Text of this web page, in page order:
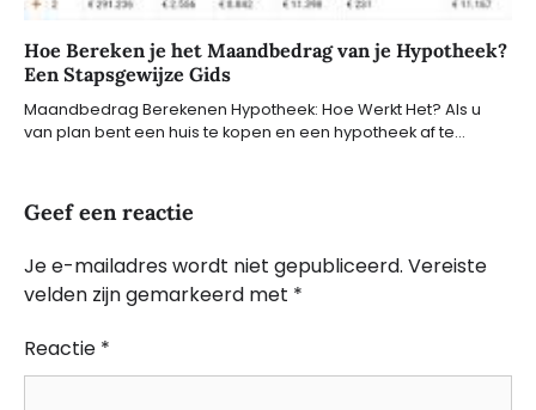
Hoe Bereken je het Maandbedrag van je Hypotheek?
Een Stapsgewijze Gids
Maandbedrag Berekenen Hypotheek: Hoe Werkt Het? Als u
van plan bent een huis te kopen en een hypotheek af te…
Geef een reactie
Je e-mailadres wordt niet gepubliceerd. Vereiste
velden zijn gemarkeerd met *
Reactie *